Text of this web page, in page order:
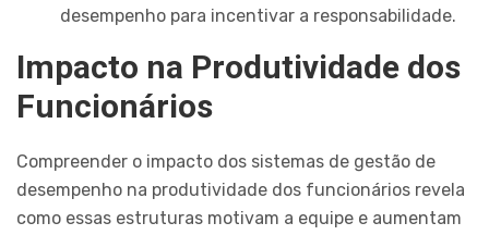
desempenho para incentivar a responsabilidade.
Impacto na Produtividade dos
Funcionários
Compreender o impacto dos sistemas de gestão de
desempenho na produtividade dos funcionários revela
como essas estruturas motivam a equipe e aumentam